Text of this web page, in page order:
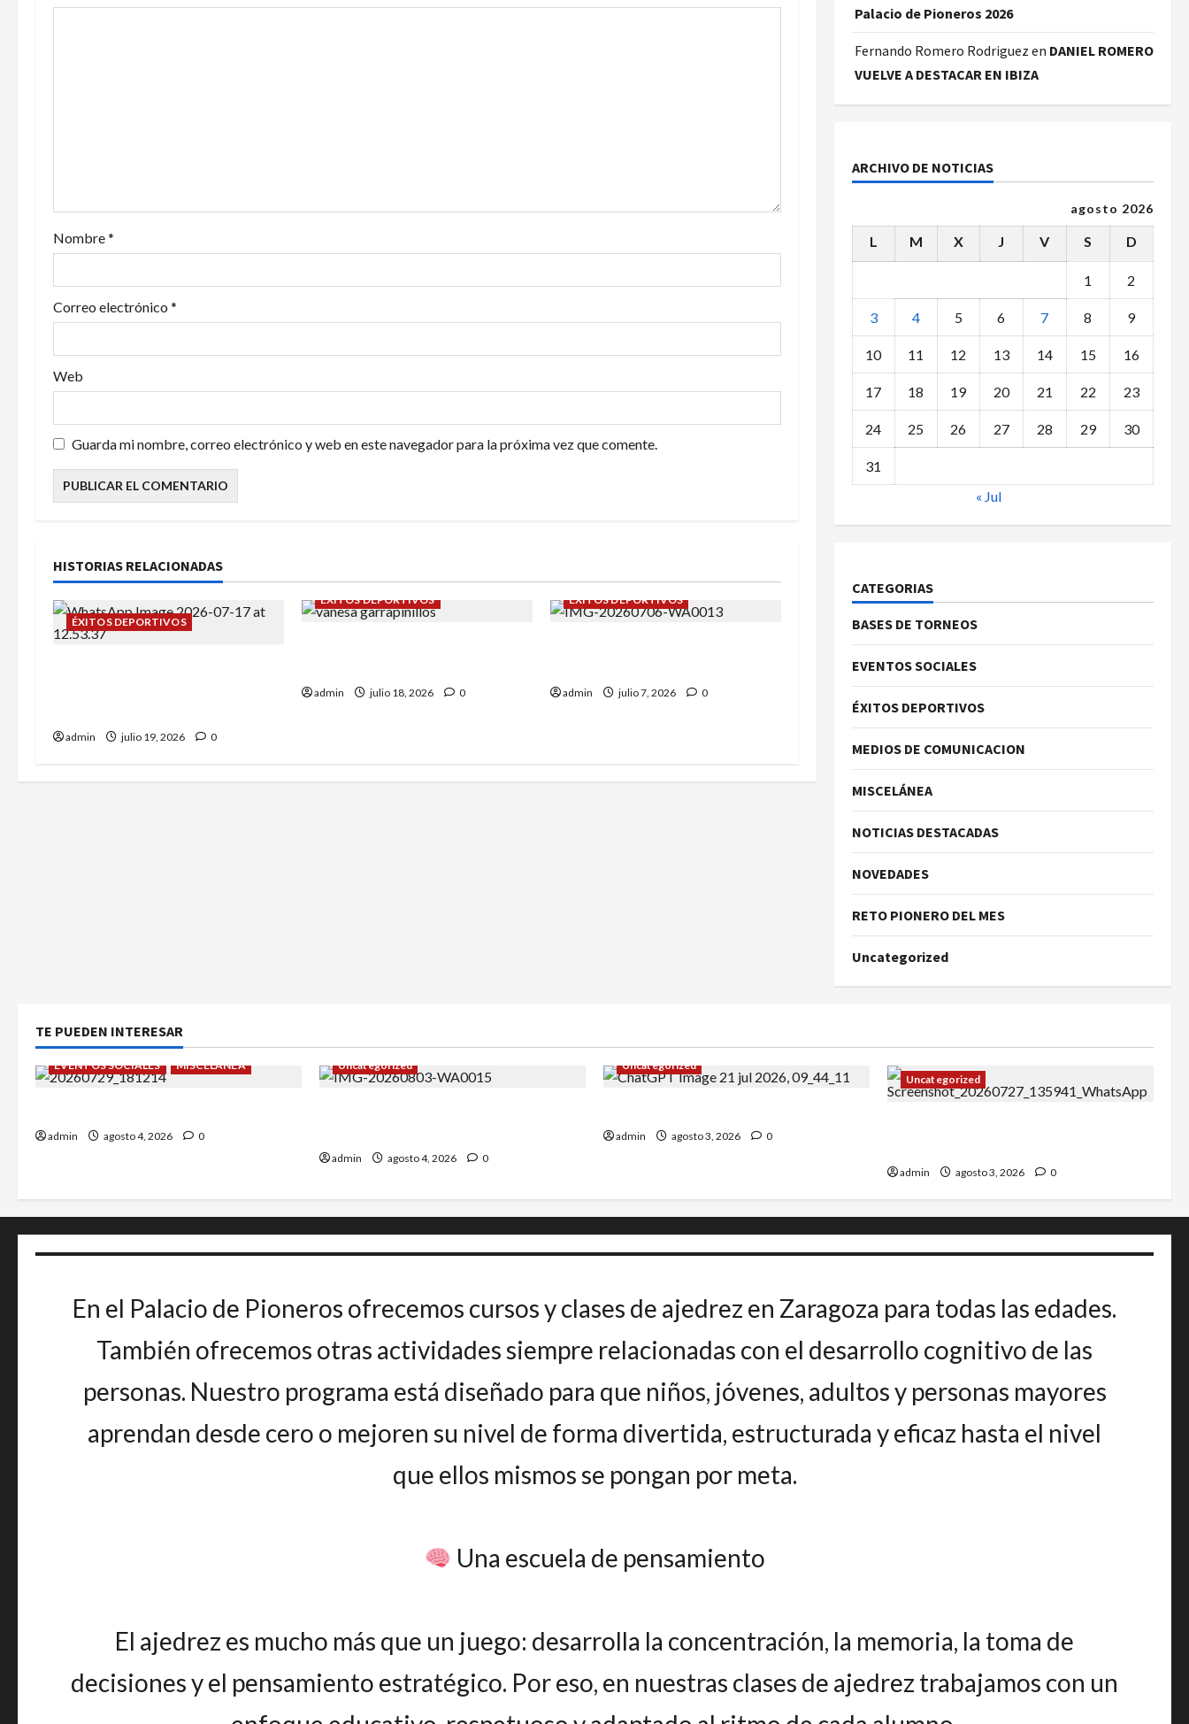
e
n
t
r
a
a
s
Nombre*
Correo electrónico *
Web
Guarda mi nombre, correo electrónico y web en este navegador para la próxima vez que comente.
HISTORIAS RELACIONADAS
ÉXITOS DEPORTIVOS
admin julio 19, 2026 0
ÉXITOS DEPORTIVOS
admin julio 18, 2026 0
ÉXITOS DEPORTIVOS
admin julio 7, 2026 0
Palacio de Pioneros 2026
Fernando Romero Rodriguez en DANIEL ROMERO
VUELVE A DESTACAR EN IBIZA
ARCHIVO DE NOTICIAS
agosto 2026
L M X J V S D
1 2
3 4 5 6 7 8 9
10 11 12 13 14 15 16
17 18 19 20 21 22 23
24 25 26 27 28 29 30
31
« Jul
CATEGORIAS
BASES DE TORNEOS
EVENTOS SOCIALES
ÉXITOS DEPORTIVOS
MEDIOS DE COMUNICACION
MISCELÁNEA
NOTICIAS DESTACADAS
NOVEDADES
RETO PIONERO DEL MES
Uncategorized
TE PUEDEN INTERESAR
EVENTOS SOCIALES MISCELÁNEA
admin agosto 4, 2026 0
Uncategorized
admin agosto 4, 2026 0
Uncategorized
admin agosto 3, 2026 0
Uncategorized
admin agosto 3, 2026 0
En el Palacio de Pioneros ofrecemos cursos y clases de ajedrez en Zaragoza para todas las edades.
También ofrecemos otras actividades siempre relacionadas con el desarrollo cognitivo de las
personas. Nuestro programa está diseñado para que niños, jóvenes, adultos y personas mayores
aprendan desde cero o mejoren su nivel de forma divertida, estructurada y eficaz hasta el nivel
que ellos mismos se pongan por meta.
Una escuela de pensamiento
El ajedrez es mucho más que un juego: desarrolla la concentración, la memoria, la toma de
decisiones y el pensamiento estratégico. Por eso, en nuestras clases de ajedrez trabajamos con un